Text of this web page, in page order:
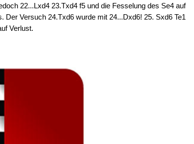
22...Lxd4 23.Txd4 f5 und die Fesselung des Se4 auf
Versuch 24.Txd6 wurde mit 24...Dxd6! 25. Sxd6 Te1
Verlust.